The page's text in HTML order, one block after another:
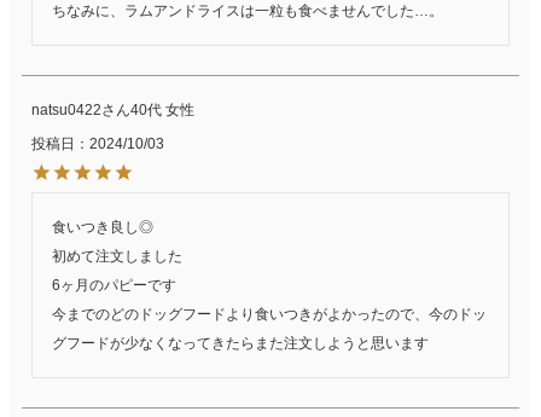
ちなみに、ラムアンドライスは一粒も食べませんでした…。
natsu0422 40代 女性
投稿日
2024/10/03
食いつき良し◎
初めて注文しました
6ヶ月のパピーです
今までのどのドッグフードより食いつきがよかったので、今のドッ
グフードが少なくなってきたらまた注文しようと思います